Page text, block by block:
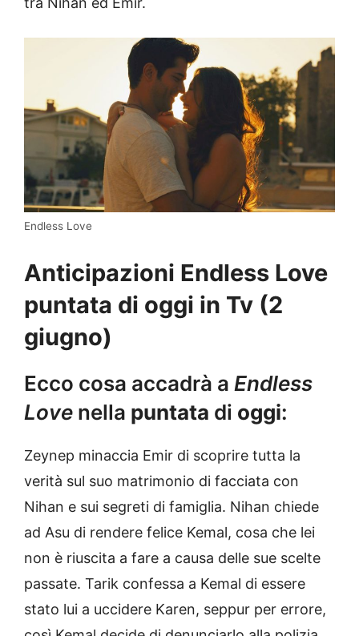
Endless Love
Anticipazioni Endless Love
puntata di oggi in Tv (2
giugno)
Ecco cosa accadrà a Endless
Love nella puntata di oggi:
Zeynep minaccia Emir di scoprire tutta la
verità sul suo matrimonio di facciata con
Nihan e sui segreti di famiglia. Nihan chiede
ad Asu di rendere felice Kemal, cosa che lei
non è riuscita a fare a causa delle sue scelte
passate. Tarik confessa a Kemal di essere
stato lui a uccidere Karen, seppur per errore,